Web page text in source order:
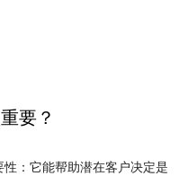
要？
：它能帮助潜在客户决定是